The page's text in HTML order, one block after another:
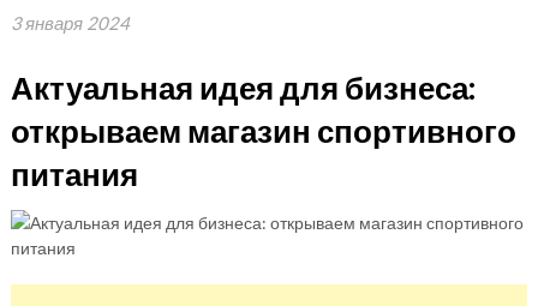
3 января 2024
Актуальная идея для бизнеса:
открываем магазин спортивного
питания